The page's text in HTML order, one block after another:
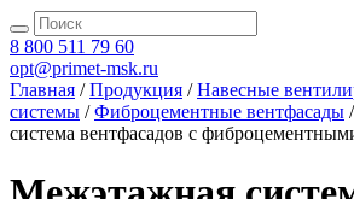
8 800 511 79 60
opt@primet-msk.ru
Главная /Продукция /Навесные
системы /Фиброцементные вентфасады /
система вентфасадов с